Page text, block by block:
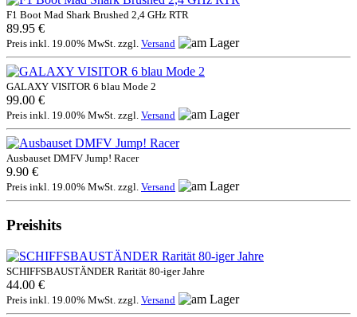
F1 Boot Mad Shark Brushed 2,4 GHz RTR
89.95 €
Preis inkl. 19.00% MwSt. zzgl. Versand
GALAXY VISITOR 6 blau Mode 2
99.00 €
Preis inkl. 19.00% MwSt. zzgl. Versand
Ausbauset DMFV Jump! Racer
9.90 €
Preis inkl. 19.00% MwSt. zzgl. Versand
Preishits
SCHIFFSBAUSTÄNDER Rarität 80-iger Jahre
44.00 €
Preis inkl. 19.00% MwSt. zzgl. Versand